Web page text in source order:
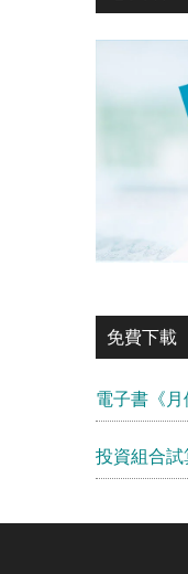
免費下載
電子書《月
投資組合試